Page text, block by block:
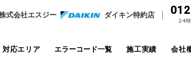
式会社エスジー ダイキン特約店
24
対応エリア エラーコード一覧 施工実績 会社